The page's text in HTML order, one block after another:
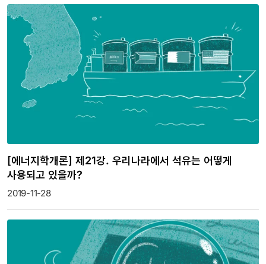
[에너지학개론] 제21강. 우리나라에서 석유는 어떻게
사용되고 있을까?
2019-11-28